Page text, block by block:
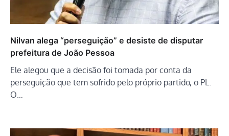
Nilvan alega “perseguição” e desiste de disputar
prefeitura de João Pessoa
Ele alegou que a decisão foi tomada por conta da
perseguição que tem sofrido pelo próprio partido, o PL.
O…